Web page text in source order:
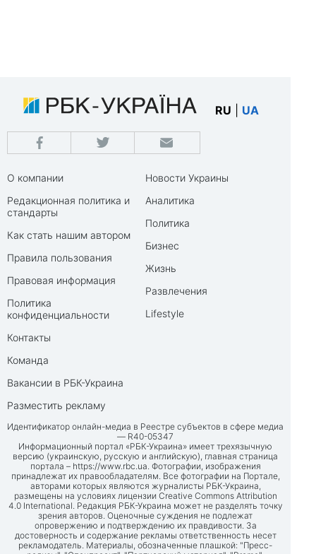
RU UA
О компании
Редакционная политика и
стандарты
Как стать нашим автором
Правила пользования
Правовая информация
Политика
конфиденциальности
Контакты
Команда
Вакансии в РБК-Украина
Разместить рекламу
Новости Украины
Аналитика
Политика
Бизнес
Жизнь
Развлечения
Lifestyle
Идентификатор онлайн-медиа в Реестре субъектов в сфере медиа
— R40-05347
Информационный портал «РБК-Украина» имеет трехязычную
версию (украинскую, русскую и английскую), главная страница
портала – https://www.rbc.ua. Фотографии, изображения
принадлежат их правообладателям. Все фотографии на Портале,
авторами которых являются журналисты РБК-Украина,
размещены на условиях лицензии Creative Commons Attribution
4.0 International. Редакция РБК-Украина может не разделять точку
зрения авторов. Оценочные суждения не подлежат
опровержению и подтверждению их правдивости. За
достоверность и содержание рекламы ответственность несет
рекламодатель. Материалы, обозначенные плашкой: "Пресс-